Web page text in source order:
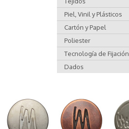
Piel, Vinil y Plásticos
Cartón y Papel
Poliester
Tecnología de Fijación
Dados